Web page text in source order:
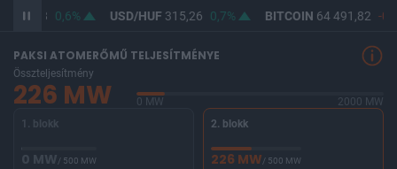
363,88 0,6% USD/HUF315,26 0,7% BITCOIN64 491,82 -
PAKSI ATOMERŐMŰ TELJESÍTMÉNYE
Összteljesítmény
226 MW 0 MW
2000 MW
1. blokk
0 MW/ 500 MW
2. blokk
226 MW/ 500 MW